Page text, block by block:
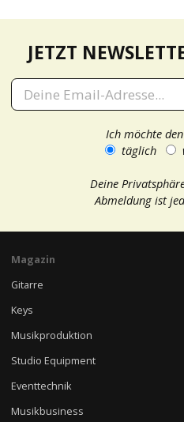
JETZT
Ich möchte
täglich
Deine
Abmeldung ist
Magazin
Gitarre
Keys
Musikproduktion
Studio Equipment
Eventtechnik
Musikbusiness